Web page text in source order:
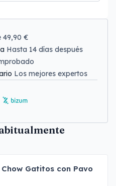
49,90 €
Hasta 14 días después
Los mejores expertos
Gatitos con Pavo